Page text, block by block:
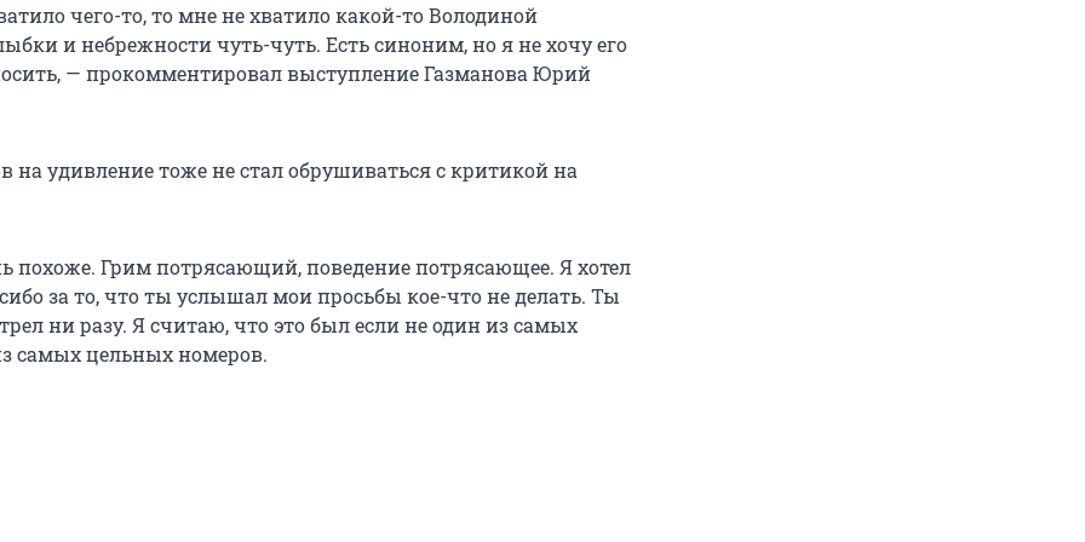
чего-то, то мне не хватило какой-то Володиной
и небрежности чуть-чуть. Есть синоним, но я не хочу его
— прокомментировал выступление Газманова Юрий
на удивление тоже не стал обрушиваться с критикой на
похоже. Грим потрясающий, поведение потрясающее. Я хотел
за то, что ты услышал мои просьбы кое-что не делать. Ты
ни разу. Я считаю, что это был если не один из самых
самых цельных номеров.